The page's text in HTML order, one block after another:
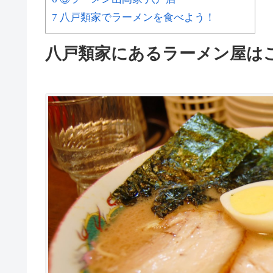
7 八戸類家でラーメンを食べよう！
八戸類家にあるラーメン屋は